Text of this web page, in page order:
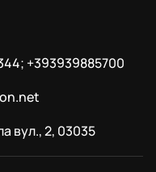
+393939885700
вул., 2, 03035